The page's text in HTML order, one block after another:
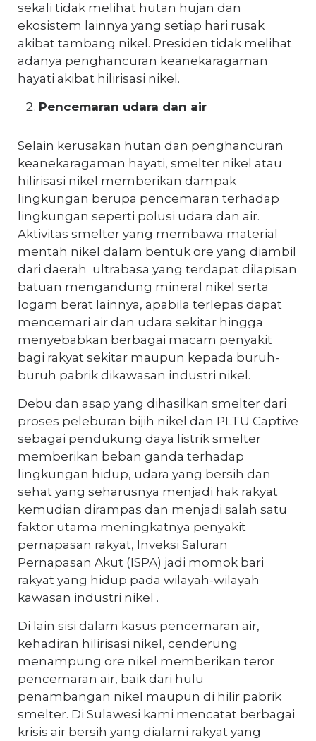
sekali tidak melihat hutan hujan dan
ekosistem lainnya yang setiap hari rusak
akibat tambang nikel. Presiden tidak melihat
adanya penghancuran keanekaragaman
hayati akibat hilirisasi nikel.
Pencemaran udara dan air
Selain kerusakan hutan dan penghancuran
keanekaragaman hayati, smelter nikel atau
hilirisasi nikel memberikan dampak
lingkungan berupa pencemaran terhadap
lingkungan seperti polusi udara dan air.
Aktivitas smelter yang membawa material
mentah nikel dalam bentuk ore yang diambil
dari daerah ultrabasa yang terdapat dilapisan
batuan mengandung mineral nikel serta
logam berat lainnya, apabila terlepas dapat
mencemari air dan udara sekitar hingga
menyebabkan berbagai macam penyakit
bagi rakyat sekitar maupun kepada buruh-
buruh pabrik dikawasan industri nikel.
Debu dan asap yang dihasilkan smelter dari
proses peleburan bijih nikel dan PLTU Captive
sebagai pendukung daya listrik smelter
memberikan beban ganda terhadap
lingkungan hidup, udara yang bersih dan
sehat yang seharusnya menjadi hak rakyat
kemudian dirampas dan menjadi salah satu
faktor utama meningkatnya penyakit
pernapasan rakyat, Inveksi Saluran
Pernapasan Akut (ISPA) jadi momok bari
rakyat yang hidup pada wilayah-wilayah
kawasan industri nikel .
Di lain sisi dalam kasus pencemaran air,
kehadiran hilirisasi nikel, cenderung
menampung ore nikel memberikan teror
pencemaran air, baik dari hulu
penambangan nikel maupun di hilir pabrik
smelter. Di Sulawesi kami mencatat berbagai
krisis air bersih yang dialami rakyat yang